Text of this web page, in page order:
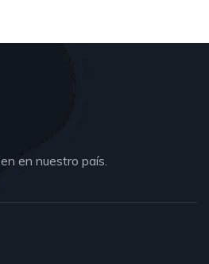
en nuestro país.